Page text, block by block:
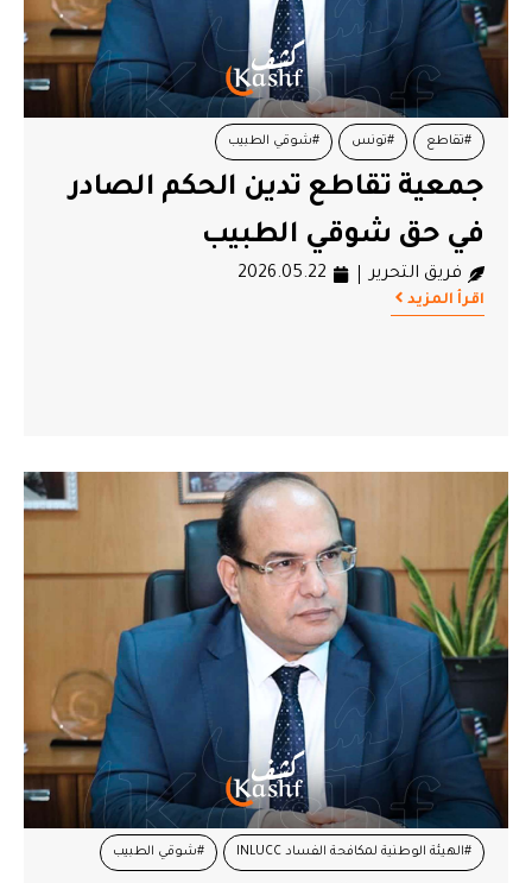
#تقاطع #تونس #شوقي الطبيب
جمعية تقاطع تدين الحكم الصادر
في حق شوقي الطبيب
فريق التحرير 2026.05.22
اقرأ المزيد
#الهيئة الوطنية لمكافحة الفساد INLUCC #شوقي الطبيب